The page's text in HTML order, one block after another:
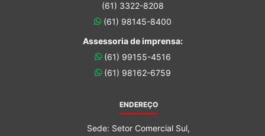
(61) 3322-8208
(61) 98145-8400
Assessoria de imprensa:
(61) 99155-4516
(61) 98162-6759
ENDEREÇO
Sede: Setor Comercial Sul,